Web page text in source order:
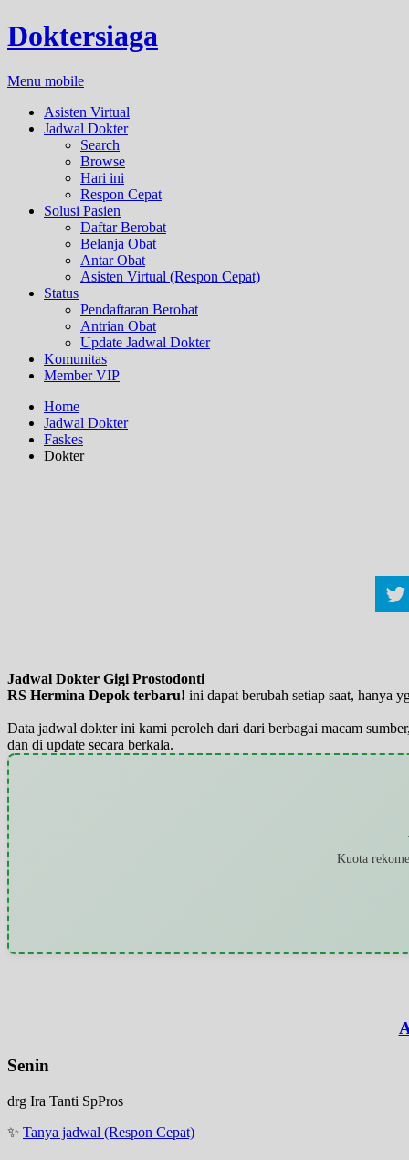
Doktersiaga
Menu mobile
Asisten Virtual
Jadwal Dokter
Search
Browse
Hari ini
Respon Cepat
Solusi Pasien
Daftar Berobat
Belanja Obat
Antar Obat
Asisten Virtual (Respon Cepat)
Status
Pendaftaran Berobat
Antrian Obat
Update Jadwal Dokter
Komunitas
Member VIP
Home
Jadwal Dokter
Faskes
Dokter
Jadwal Dokter Gigi Prostodonti
RS Hermina Depok terbaru! ini dapat berubah setiap saat, hanya
Data jadwal dokter ini kami peroleh dari dari berbagai macam
dan di update secara berkala.
Kuota
Senin
drg Ira Tanti SpPros
✨ Tanya jadwal (Respon Cepat)